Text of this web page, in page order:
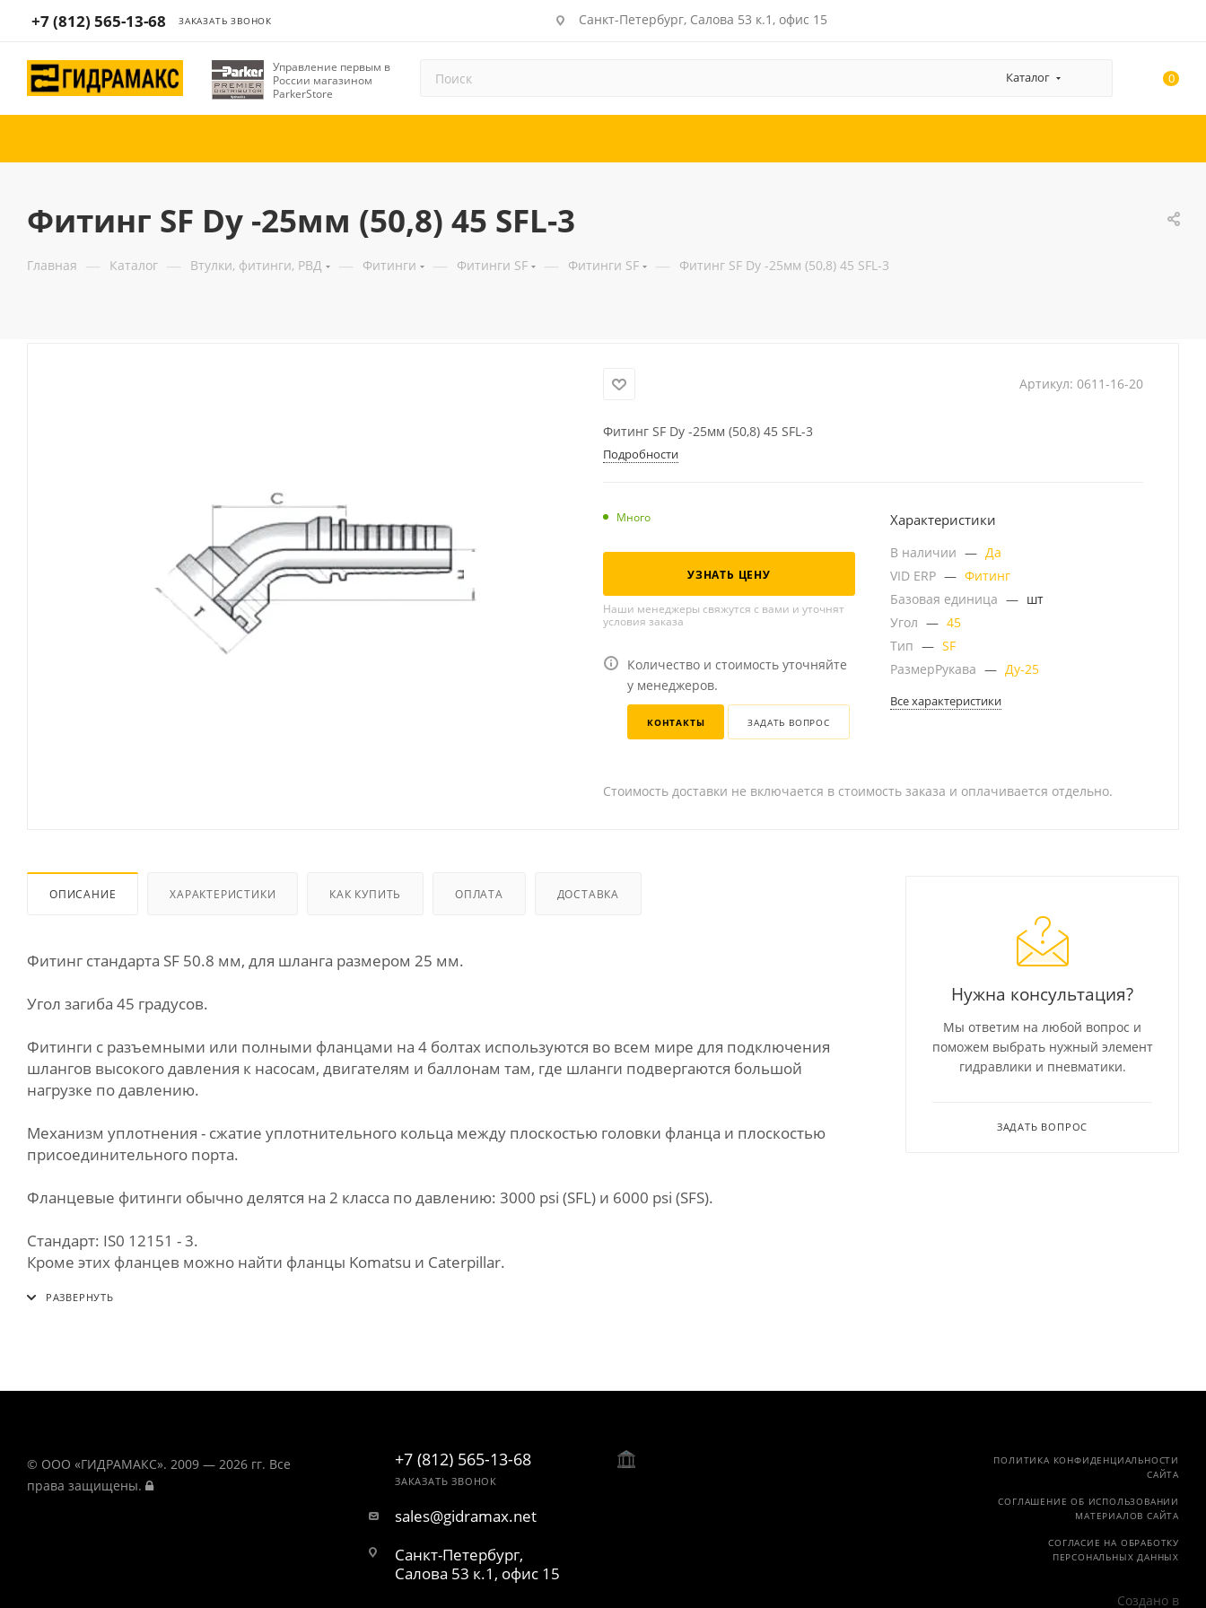
+7 (812) 565-13-68 ЗАКАЗАТЬ ЗВОНОК Санкт-Петербург, Салова 53 к.1, офис 15
Управление первым в
России магазином
ParkerStore
Каталог 0
Фитинг SF Dу -25мм (50,8) 45 SFL-3
Главная — Каталог — Втулки, фитинги, РВД — Фитинги — Фитинги SF — Фитинги SF — Фитинг SF Dу -25мм (50,8) 45 SFL-3
Артикул: 0611-16-20
Фитинг SF Dу -25мм (50,8) 45 SFL-3
Подробности
Много
УЗНАТЬ ЦЕНУ
Наши менеджеры свяжутся с вами и уточнят
условия заказа
Количество и стоимость уточняйте
у менеджеров.
КОНТАКТЫ ЗАДАТЬ ВОПРОС
Характеристики
В наличии — Да
VID ERP — Фитинг
Базовая единица — шт
Угол — 45
Тип — SF
РазмерРукава — Ду-25
Все характеристики
Стоимость доставки не включается в стоимость заказа и оплачивается отдельно.
ОПИСАНИЕ ХАРАКТЕРИСТИКИ КАК КУПИТЬ ОПЛАТА ДОСТАВКА
Фитинг стандарта SF 50.8 мм, для шланга размером 25 мм.
Угол загиба 45 градусов.
Фитинги с разъемными или полными фланцами на 4 болтах используются во всем мире для подключения
шлангов высокого давления к насосам, двигателям и баллонам там, где шланги подвергаются большой
нагрузке по давлению.
Механизм уплотнения - сжатие уплотнительного кольца между плоскостью головки фланца и плоскостью
присоединительного порта.
Фланцевые фитинги обычно делятся на 2 класса по давлению: 3000 psi (SFL) и 6000 psi (SFS).
Стандарт: IS0 12151 - 3.
Кроме этих фланцев можно найти фланцы Komatsu и Caterpillar.
Нужна консультация?
Мы ответим на любой вопрос и
поможем выбрать нужный элемент
гидравлики и пневматики.
ЗАДАТЬ ВОПРОС
© ООО «ГИДРАМАКС». 2009 — 2026 гг. Все
права защищены.
+7 (812) 565-13-68
ЗАКАЗАТЬ ЗВОНОК
sales@gidramax.net
Санкт-Петербург,
Салова 53 к.1, офис 15
ПОЛИТИКА КОНФИДЕНЦИАЛЬНОСТИ
САЙТА
СОГЛАШЕНИЕ ОБ ИСПОЛЬЗОВАНИИ
МАТЕРИАЛОВ САЙТА
СОГЛАСИЕ НА ОБРАБОТКУ
ПЕРСОНАЛЬНЫХ ДАННЫХ
Создано в